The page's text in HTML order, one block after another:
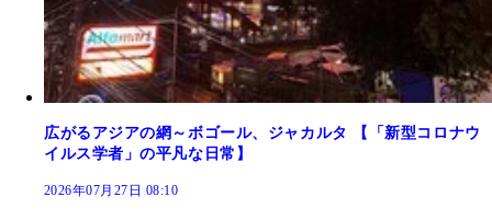
広がるアジアの網～ボゴール、ジャカルタ 【「新型コロナウ
イルス学者」の平凡な日常】
2026年07月27日 08:10